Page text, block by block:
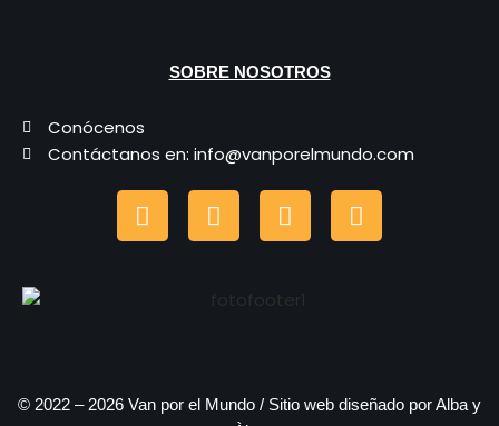
SOBRE NOSOTROS
Conócenos
Contáctanos en: info@vanporelmundo.com
© 2022 – 2026 Van por el Mundo / Sitio web diseñado por Alba y